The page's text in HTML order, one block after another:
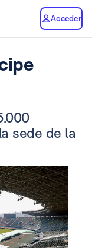
Acceder
sede de la